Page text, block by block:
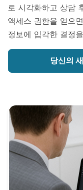
로 시각화하고 상담
액세스 권한을 얻으
정보에 입각한 결정
당신의